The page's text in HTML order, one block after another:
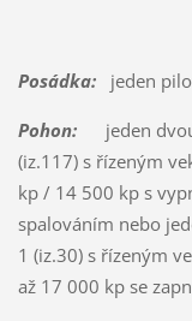
Posádka:jeden
Pohon:jeden
(iz.117) s řízeným
kp / 14 500 kp s
spalováním nebo
1 (iz.30) s řízeným
až 17 000 kp se